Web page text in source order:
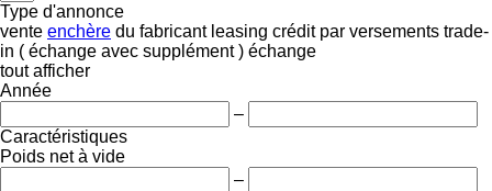
Type d'annonce
vente enchère du fabricant leasing crédit par versements trade-
in ( échange avec supplément ) échange
tout afficher
Année
–
Caractéristiques
Poids net à vide
–